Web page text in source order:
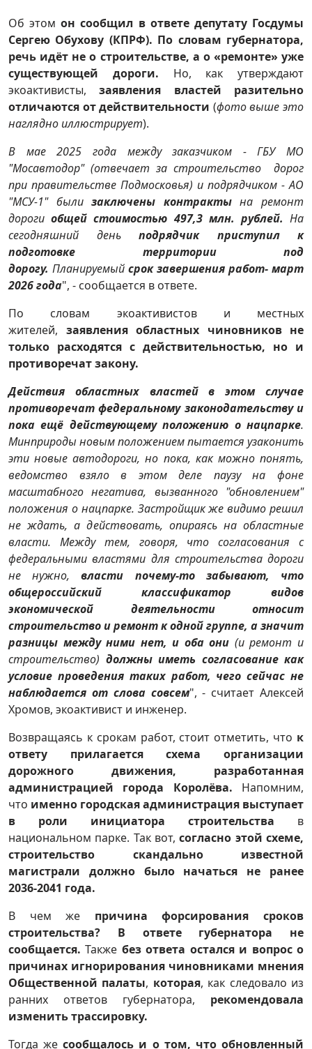
Об этомон сообщил в ответе депутату Госдумы
Сергею Обухову (КПРФ). По словам губернатора,
речь идёт не о строительстве, а о «ремонте» уже
существующей дороги. Но, как утверждают
экоактивисты,заявления властей разительно
отличаются от действительности (фото выше это
наглядно иллюстрирует).
В мае 2025 года между заказчиком - ГБУ МО
"Мосавтодор" (отвечает за строительство дорог
при правительстве Подмосковья) и подрядчиком - АО
"МСУ-1" былизаключены контрактына ремонт
дорогиобщей стоимостью 497,3 млн. рублей. На
сегодняшний день подрядчик приступил к
подготовке территории под
дорогу. Планируемый срок завершения работ- март
2026 года", - сообщается в ответе.
По словам экоактивистов и местных
жителей, заявления областных чиновников не
только расходятся с действительностью, но и
противоречат закону.
Действия областных властей в этом случае
противоречат федеральному законодательству и
пока ещё действующему положению о нацпарке.
Минприроды новым положением пытается узаконить
эти новые автодороги, но пока, как можно понять,
ведомство взяло в этом деле паузу на фоне
масштабного негатива, вызванного "обновлением"
положения о нацпарке. Застройщик же видимо решил
не ждать, а действовать, опираясь на областные
власти. Между тем, говоря, что согласования с
федеральными властями для строительства дороги
не нужно,власти почему-то забывают, что
общероссийский классификатор видов
экономической деятельности относит
строительство и ремонт к одной группе, а значит
разницы между ними нет, и оба они (и ремонт и
строительство) должны иметь согласование как
условие проведения таких работ, чего сейчас не
наблюдается от слова совсем", - считает Алексей
Хромов, экоактивист и инженер.
Возвращаясь к срокам работ, стоит отметить, что к
ответу прилагается схема организации
дорожного движения, разработанная
администрацией города Королёва. Напомним,
что именно городская администрация выступает
в роли инициатора строительства в
национальном парке. Так вот,согласно этой схеме,
строительство скандально известной
магистрали должно было начаться не ранее
2036-2041 года.
В чем же причина форсирования сроков
строительства? В ответе губернатора не
сообщается. Также без ответа остался и вопрос о
причинах игнорирования чиновниками мнения
Общественной палаты, которая, как следовало из
ранних ответов губернатора, рекомендовала
изменить трассировку.
Тогда жесообщалось и о том, что обновленный